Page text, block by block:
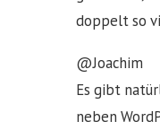
doppelt so
@Joachim
Es gibt
neben